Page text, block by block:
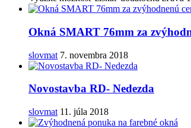
Okná SMART 76mm za
slovmat 7. novembra 2018
Novostavba RD- Nedezda
slovmat 11. júla 2018